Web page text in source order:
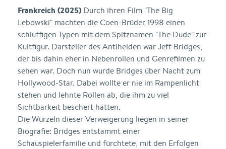
Frankreich (2025) Durch ihren Film "The Big
Lebowski" machten die Coen-Brüder 1998 einen
schluffigen Typen mit dem Spitznamen "The Dude" zur
Kultfigur. Darsteller des Antihelden war Jeff Bridges,
der bis dahin eher in Nebenrollen und Genrefilmen zu
sehen war. Doch nun wurde Bridges über Nacht zum
Hollywood-Star. Dabei wollte er nie im Rampenlicht
stehen und lehnte Rollen ab, die ihm zu viel
Sichtbarkeit beschert hätten.
Die Wurzeln dieser Verweigerung liegen in seiner
Biografie: Bridges entstammt einer
Schauspielerfamilie und fürchtete, mit den Erfolgen